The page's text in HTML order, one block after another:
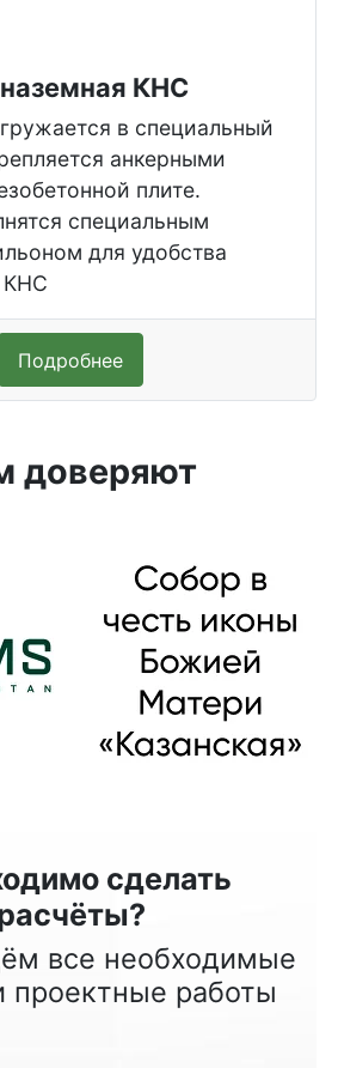
КНС
в специальный
анкерными
плите.
специальным
для удобства
КНС
Подробнее
доверяют
сделать
все необходимые
проектные работы